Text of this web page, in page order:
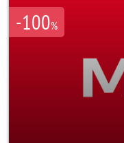
-100%